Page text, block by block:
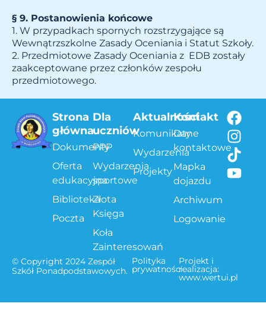
§ 9. Postanowienia końcowe
1. W przypadkach spornych rozstrzygające są
Wewnątrzszkolne Zasady Oceniania i Statut Szkoły.
2. Przedmiotowe Zasady Oceniania z EDB zostały
zaakceptowane przez członków zespołu
przedmiotowego.
Strona
główna
Dokumenty
Oferta
edukacyjna
Biblioteka
Poczta
Dla
uczniów
PPP
Wydarzenia
sportowe
Złota
Księga
Koła
Zainteresowań
Aktualności
Komunikaty
Wydarzenia
Projekty
Kontakt
Dane
kontaktowe
Mapka
dojazdu
Archiwum
Logowanie
© Copyright 2024 Zespół
Szkół Ponadpodstawowych.
Polityka
prywatności
Projekt i
realizacja:
www.wertui.pl